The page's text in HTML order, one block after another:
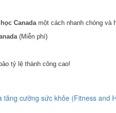
Canadamột cách nhanh chóng và
(Miễn phí)
tỷ lệ thành công cao!
cường sức khỏe (Fitness and